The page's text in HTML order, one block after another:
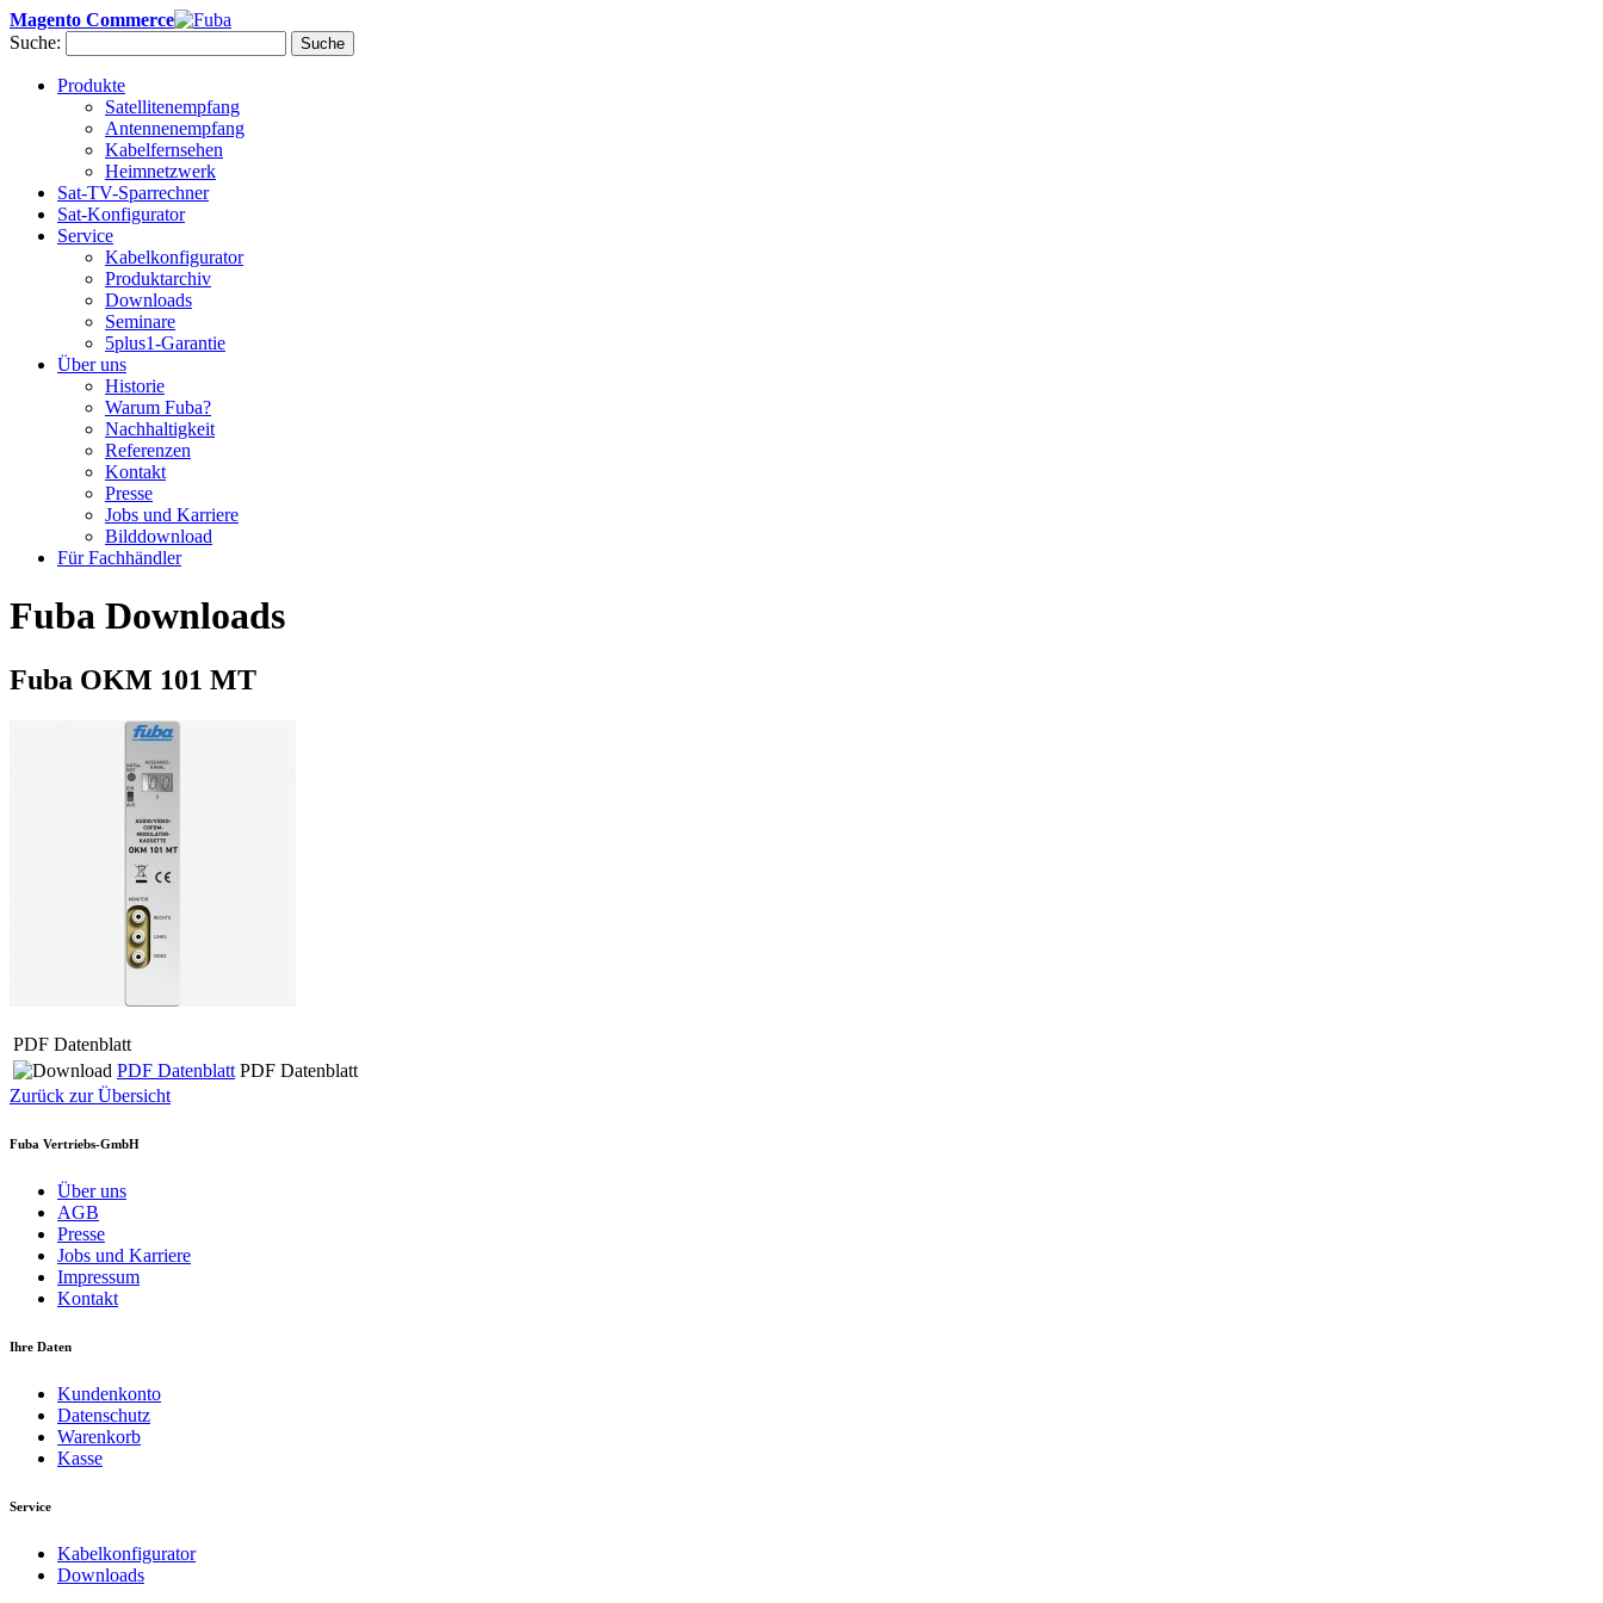
Magento Commerce
Suche:
Suche
Produkte
Satellitenempfang
Antennenempfang
Kabelfernsehen
Heimnetzwerk
Sat-TV-Sparrechner
Sat-Konfigurator
Service
Kabelkonfigurator
Produktarchiv
Downloads
Seminare
5plus1-Garantie
Über uns
Historie
Warum Fuba?
Nachhaltigkeit
Referenzen
Kontakt
Presse
Jobs und Karriere
Bilddownload
Für Fachhändler
Fuba Downloads
Fuba OKM 101 MT
PDF Datenblatt
PDF Datenblatt PDF Datenblatt
Zurück zur Übersicht
Fuba Vertriebs-GmbH
Über uns
AGB
Presse
Jobs und Karriere
Impressum
Kontakt
Ihre Daten
Kundenkonto
Datenschutz
Warenkorb
Kasse
Service
Kabelkonfigurator
Downloads